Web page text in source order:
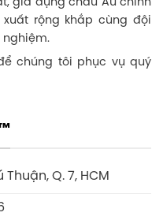
rộng khắp cùng đội
nghiệm.
chúng tôi phục vụ quý
Thuận, Q. 7, HCM